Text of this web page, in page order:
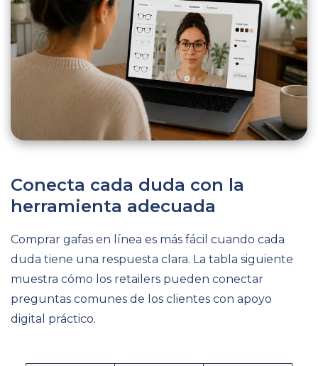
Conecta cada duda con la
herramienta adecuada
Comprar gafas en línea es más fácil cuando cada
duda tiene una respuesta clara. La tabla siguiente
muestra cómo los retailers pueden conectar
preguntas comunes de los clientes con apoyo
digital práctico.